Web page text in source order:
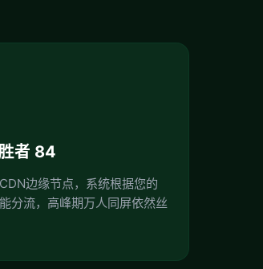
者 84
边缘节点，系统根据您的
分流，高峰期万人同屏依然丝